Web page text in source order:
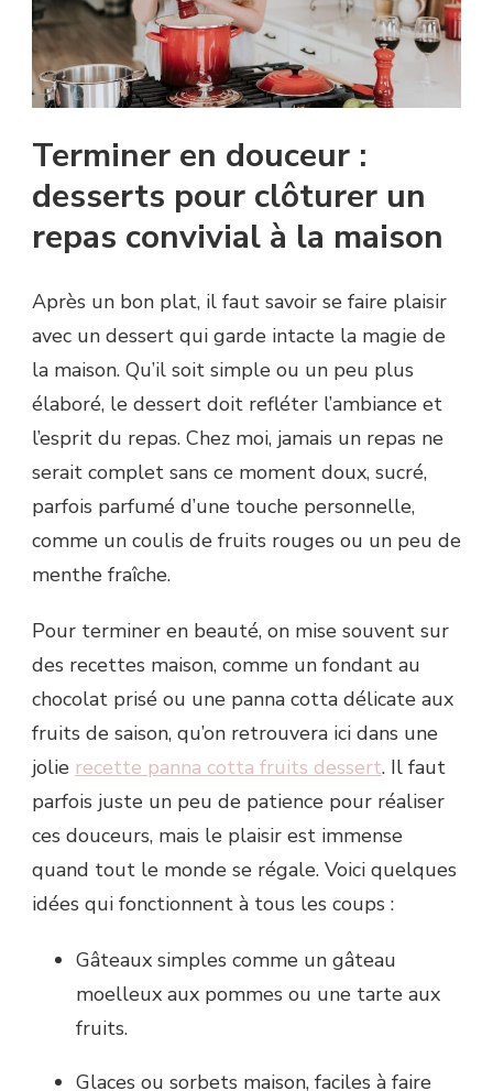
Terminer en douceur :
desserts pour clôturer un
repas convivial à la maison
Après un bon plat, il faut savoir se faire plaisir
avec un dessert qui garde intacte la magie de
la maison. Qu’il soit simple ou un peu plus
élaboré, le dessert doit refléter l’ambiance et
l’esprit du repas. Chez moi, jamais un repas ne
serait complet sans ce moment doux, sucré,
parfois parfumé d’une touche personnelle,
comme un coulis de fruits rouges ou un peu de
menthe fraîche.
Pour terminer en beauté, on mise souvent sur
des recettes maison, comme un fondant au
chocolat prisé ou une panna cotta délicate aux
fruits de saison, qu’on retrouvera ici dans une
jolie recette panna cotta fruits dessert. Il faut
parfois juste un peu de patience pour réaliser
ces douceurs, mais le plaisir est immense
quand tout le monde se régale. Voici quelques
idées qui fonctionnent à tous les coups :
Gâteaux simples comme un gâteau
moelleux aux pommes ou une tarte aux
fruits.
Glaces ou sorbets maison, faciles à faire